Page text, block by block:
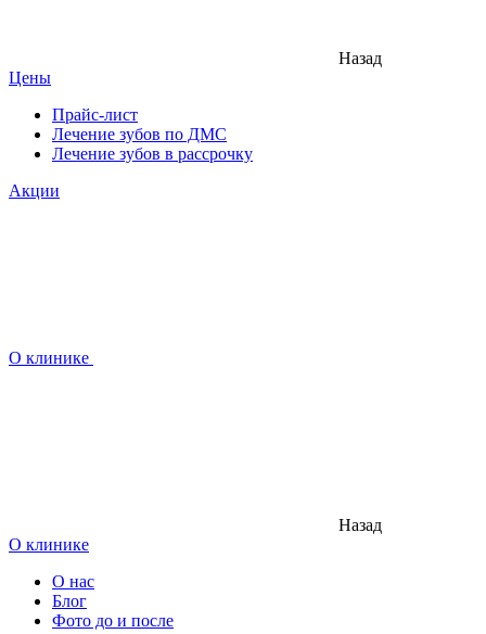
Назад
Цены
Прайс-лист
Лечение зубов по ДМС
Лечение зубов в рассрочку
Акции
О клинике
Назад
О клинике
О нас
Блог
Фото до и после